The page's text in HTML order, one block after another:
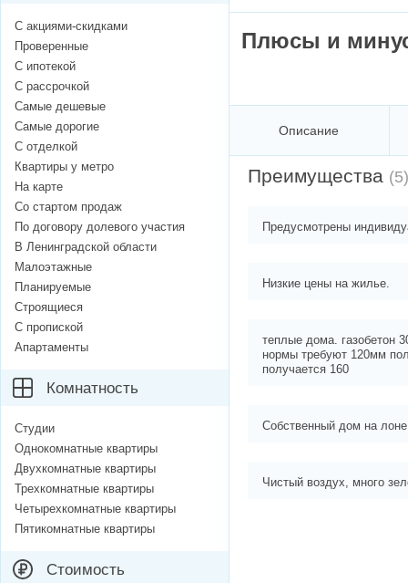
Плюсы и
Описание
Преимущества (5)
Предусмотрены
Низкие цены на жилье.
теплые дома. газобетон
нормы требуют 120мм
получается 160
Собственный дом на
Чистый воздух, много
С акциями-скидками
Проверенные
С ипотекой
С рассрочкой
Самые дешевые
Самые дорогие
С отделкой
Квартиры у метро
На карте
Со стартом продаж
По договору долевого участия
В Ленинградской области
Малоэтажные
Планируемые
Строящиеся
С пропиской
Апартаменты
Комнатность
Студии
Однокомнатные квартиры
Двухкомнатные квартиры
Трехкомнатные квартиры
Четырехкомнатные квартиры
Пятикомнатные квартиры
Стоимость